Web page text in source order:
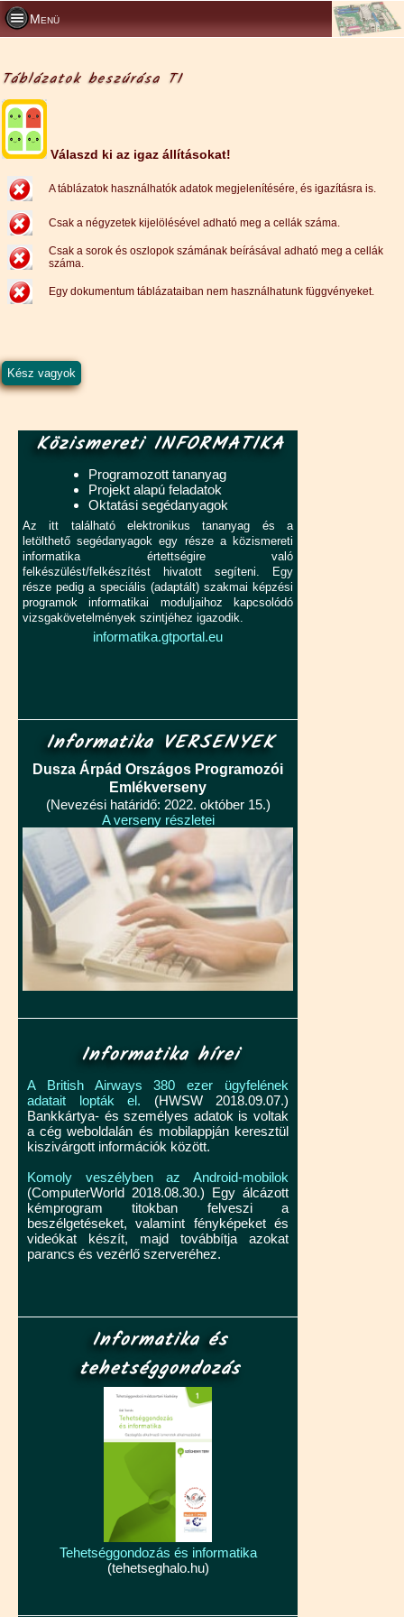
Menü
Táblázatok beszúrása T1
Válaszd ki az igaz állításokat!
A táblázatok használhatók adatok megjelenítésére, és igazításra is.
Csak a négyzetek kijelölésével adható meg a cellák száma.
Csak a sorok és oszlopok számának beírásával adható meg a cellák
száma.
Egy dokumentum táblázataiban nem használhatunk függvényeket.
Közismereti INFORMATIKA
Programozott tananyag
Projekt alapú feladatok
Oktatási segédanyagok
Az itt található elektronikus tananyag és a
letölthető segédanyagok egy része a közismereti
informatika értettségire való
felkészülést/felkészítést hivatott segíteni. Egy
része pedig a speciális (adaptált) szakmai képzési
programok informatikai moduljaihoz kapcsolódó
vizsgakövetelmények szintjéhez igazodik.
informatika.gtportal.eu
Informatika VERSENYEK
Dusza Árpád Országos Programozói
Emlékverseny
(Nevezési határidő: 2022. október 15.)
A verseny részletei
Informatika hírei
A British Airways 380 ezer ügyfelének
adatait lopták el. (HWSW 2018.09.07.)
Bankkártya- és személyes adatok is voltak
a cég weboldalán és mobilappján keresztül
kiszivárgott információk között.
Komoly veszélyben az Android-mobilok
(ComputerWorld 2018.08.30.) Egy álcázott
kémprogram titokban felveszi a
beszélgetéseket, valamint fényképeket és
videókat készít, majd továbbítja azokat
parancs és vezérlő szerveréhez.
Informatika és
tehetséggondozás
Tehetséggondozás és informatika
(tehetseghalo.hu)